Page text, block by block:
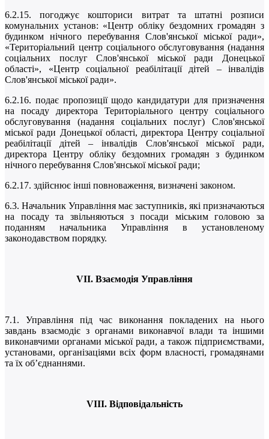
6.2.15. погоджує кошториси витрат та штатні розписи
комунальних установ: «Центр обліку бездомних громадян з
будинком нічного перебування Слов'янської міської ради»,
«Територіальний центр соціального обслуговування (надання
соціальних послуг Слов'янської міської ради Донецької
області», «Центр соціальної реабілітації дітей – інвалідів
Слов'янської міської ради».
6.2.16. подає пропозиції щодо кандидатури для призначення
на посаду директора Територіального центру соціального
обслуговування (надання соціальних послуг) Слов'янської
міської ради Донецької області, директора Центру соціальної
реабілітації дітей – інвалідів Слов'янської міської ради,
директора Центру обліку бездомних громадян з будинком
нічного перебування Слов'янської міської ради;
6.2.17. здійснює інші повноваження, визначені законом.
6.3. Начальник Управління має заступників, які призначаються
на посаду та звільняються з посади міським головою за
поданням начальника Управління в установленому
законодавством порядку.
VIІ. Взаємодія Управління
7.1. Управління під час виконання покладених на нього
завдань взаємодіє з органами виконавчої влади та іншими
виконавчими органами міської ради, а також підприємствами,
установами, організаціями всіх форм власності, громадянами
та їх об’єднаннями.
VIII. Відповідальність